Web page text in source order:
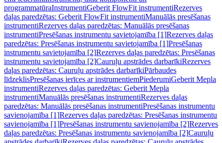
programmatūraInstrumentiGeberit FlowFit instrumentiRezerves
daļas paredzētas: Geberit FlowFit instrumentiManuālās presēšanas
instrumentiRezerves daļas paredzētas: Manuālās presēšanas
instrumentiPresēšanas instrumentu savietojamība [1]Rezerves daļas
paredzētas: Presēšanas instrumentu savietojamība [1]Presēšanas
instrumentu savietojamība [2]Rezerves daļas paredzētas: Presēšanas
instrumentu savietojamība [2]Cauruļu apstrādes darbarīkiRezerves
daļas paredzētas: Cauruļu apstrādes darbarīkiPārbaudes
līdzeklisPresēšanas ierīces ar instrumentiemPiederumiGeberit Mepla
instrumentiRezerves daļas paredzētas: Geberit Mepla
instrumentiManuālās presēšanas instrumentiRezerves daļas
paredzētas: Manuālās presēšanas instrumentiPresēšanas instrumentu
savienojamība [1]Rezerves daļas paredzētas: Presēšanas instrumentu
savienojamība [1]Presēšanas instrumentu savienojamība [2]Rezerves
daļas paredzētas: Presēšanas instrumentu savienojamība [2]Cauruļu